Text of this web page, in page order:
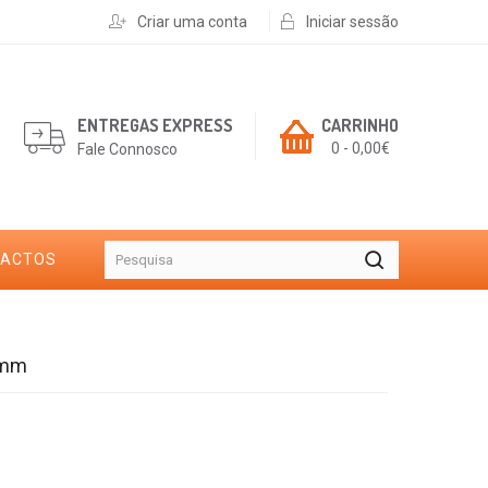
Criar uma conta Iniciar sessão
CARRINHO
0 - 0,00€
ENTREGAS EXPRESS
Fale Connosco